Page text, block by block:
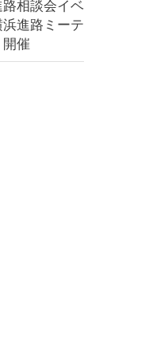
相談会イベ
浜進路ミーテ
開催